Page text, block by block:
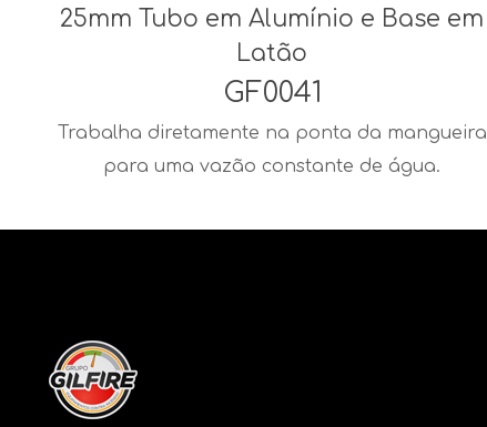
25mm Tubo em Alumínio e Base em
Latão
GF0041
Trabalha diretamente na ponta da mangueira
para uma vazão constante de água.